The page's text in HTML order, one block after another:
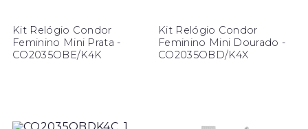
Kit Relógio Condor
Feminino Mini Prata -
CO2035OBE/K4K
Kit Relógio Condor
Feminino Mini Dourado -
CO2035OBD/K4X